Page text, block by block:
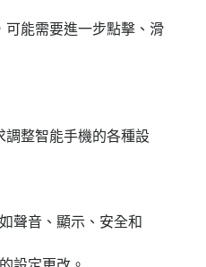
能需要進一步點擊、滑
整智能手機的各種設
聲音、顯示、安全和